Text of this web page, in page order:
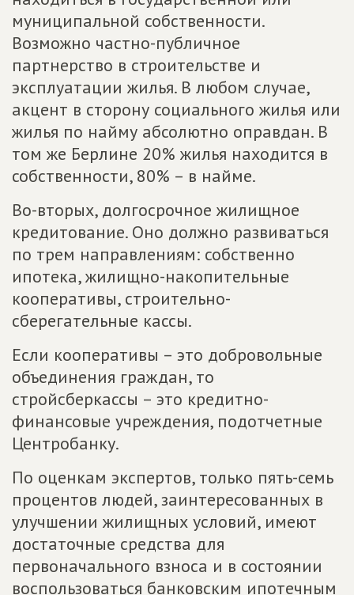
муниципальной собственности.
Возможно частно-публичное
партнерство в строительстве и
эксплуатации жилья. В любом случае,
акцент в сторону социального жилья или
жилья по найму абсолютно оправдан. В
том же Берлине 20% жилья находится в
собственности, 80% – в найме.
Во-вторых, долгосрочное жилищное
кредитование. Оно должно развиваться
по трем направлениям: собственно
ипотека, жилищно-накопительные
кооперативы, строительно-
сберегательные кассы.
Если кооперативы – это добровольные
объединения граждан, то
стройсберкассы – это кредитно-
финансовые учреждения, подотчетные
Центробанку.
По оценкам экспертов, только пять-семь
процентов людей, заинтересованных в
улучшении жилищных условий, имеют
достаточные средства для
первоначального взноса и в состоянии
воспользоваться банковским ипотечным